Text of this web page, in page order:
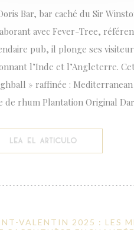
Bar, bar caché du Sir
avec Fever-Tree,
pub, il plonge ses
l’Inde et l’Angleterre.
» raffinée :
de rhum Plantation Original
LEA EL ARTICULO
VALENTIN 2025 : LES